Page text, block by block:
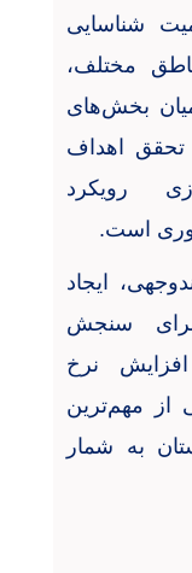
شناسایی
مختلف،
بخش‌های
تحقق اهداف
رویکرد
است.
ایجاد
سنجش
افزایش نرخ
از مهم‌ترین
به شمار